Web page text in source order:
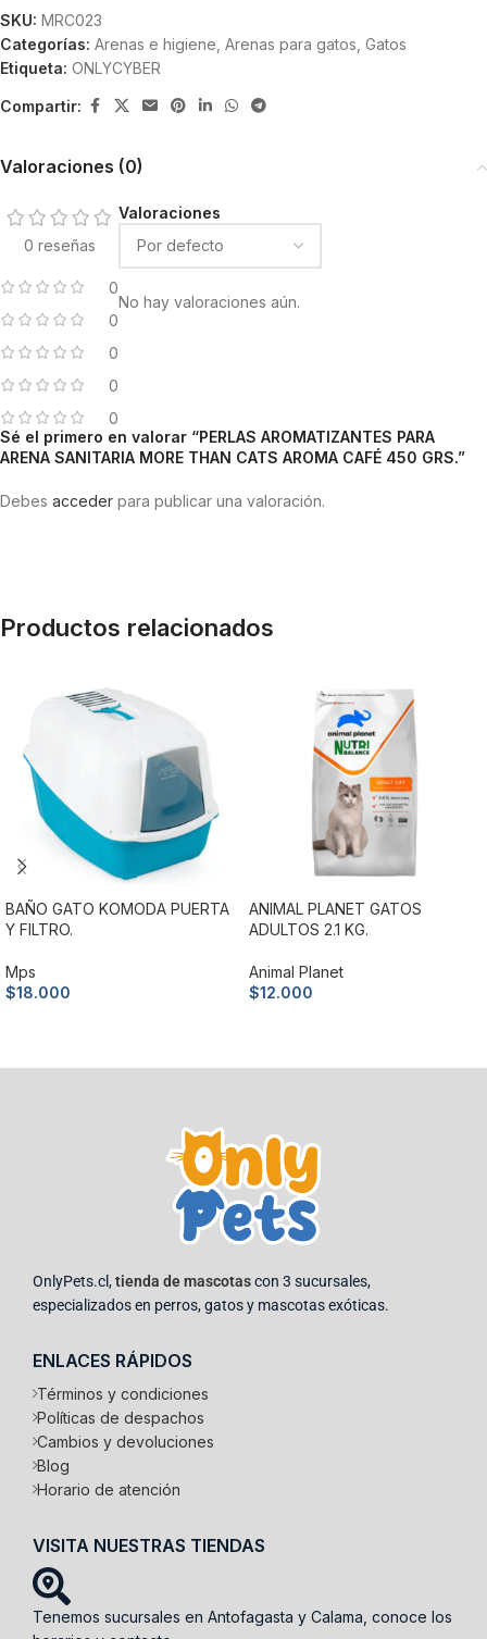
SKU: MRC023
Categorías: Arenas e higiene Arenas para gatos Gatos
Etiqueta: ONLYCYBER
Compartir:
Valoraciones (0)
0 reseñas
0
0
0
0
0
Valoraciones
No hay valoraciones aún.
Sé el primero en valorar “PERLAS AROMATIZANTES PARA
ARENA SANITARIA MORE THAN CATS AROMA CAFÉ 450 GRS.”
Debes acceder para publicar una valoración.
Productos relacionados
BAÑO GATO KOMODA PUERTA
Y FILTRO.
Mps
$18.000
ANIMAL PLANET GATOS
ADULTOS 2.1 KG.
Animal Planet
$12.000
OnlyPets.cl,tienda de mascotascon 3 sucursales,
especializados en perros, gatos y mascotas exóticas.
ENLACES RÁPIDOS
Términos y condiciones
Políticas de despachos
Cambios y devoluciones
Blog
Horario de atención
VISITA NUESTRAS TIENDAS
Tenemos sucursales en Antofagasta y Calama, conoce los